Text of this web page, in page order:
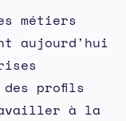
métiers
aujourd'hui
profils
à la